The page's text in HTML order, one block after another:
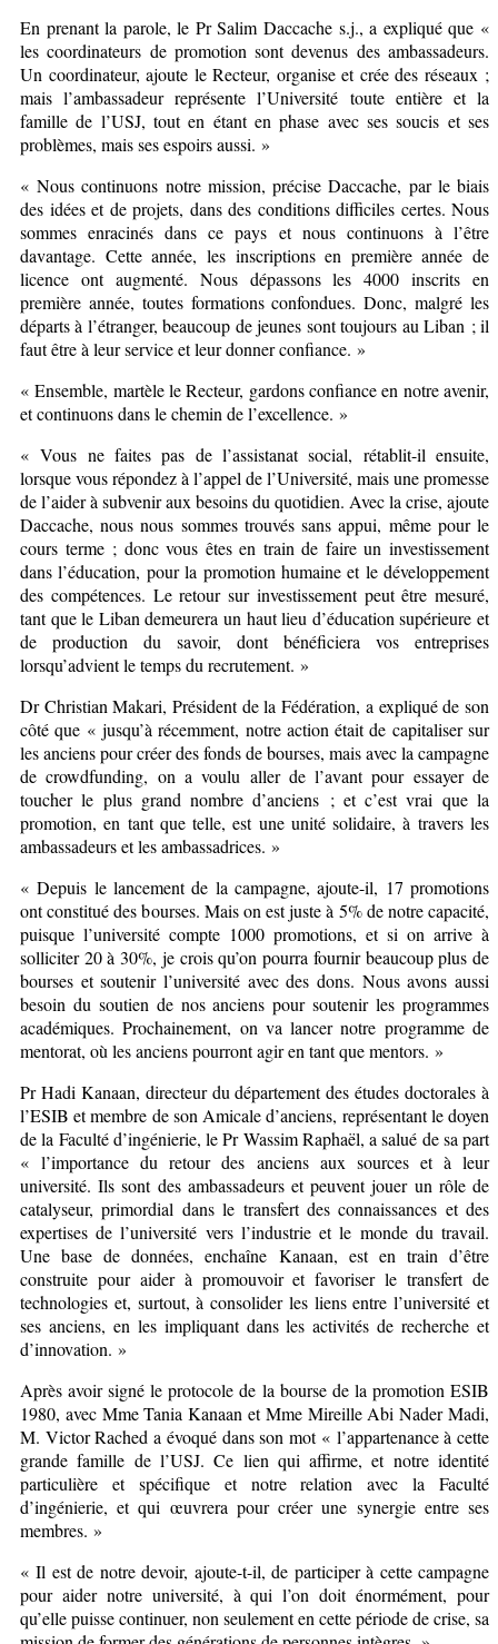
En prenant la parole, le Pr Salim Daccache s.j., a expliqué que «
les coordinateurs de promotion sont devenus des ambassadeurs.
Un coordinateur, ajoute le Recteur, organise et crée des réseaux ;
mais l’ambassadeur représente l’Université toute entière et la
famille de l’USJ, tout en étant en phase avec ses soucis et ses
problèmes, mais ses espoirs aussi. »
« Nous continuons notre mission, précise Daccache, par le biais
des idées et de projets, dans des conditions difficiles certes. Nous
sommes enracinés dans ce pays et nous continuons à l’être
davantage. Cette année, les inscriptions en première année de
licence ont augmenté. Nous dépassons les 4000 inscrits en
première année, toutes formations confondues. Donc, malgré les
départs à l’étranger, beaucoup de jeunes sont toujours au Liban ; il
faut être à leur service et leur donner confiance. »
« Ensemble, martèle le Recteur, gardons confiance en notre avenir,
et continuons dans le chemin de l’excellence. »
« Vous ne faites pas de l’assistanat social, rétablit-il ensuite,
lorsque vous répondez à l’appel de l’Université, mais une promesse
de l’aider à subvenir aux besoins du quotidien. Avec la crise, ajoute
Daccache, nous nous sommes trouvés sans appui, même pour le
cours terme ; donc vous êtes en train de faire un investissement
dans l’éducation, pour la promotion humaine et le développement
des compétences. Le retour sur investissement peut être mesuré,
tant que le Liban demeurera un haut lieu d’éducation supérieure et
de production du savoir, dont bénéficiera vos entreprises
lorsqu’advient le temps du recrutement. »
Dr Christian Makari, Président de la Fédération, a expliqué de son
côté que « jusqu’à récemment, notre action était de capitaliser sur
les anciens pour créer des fonds de bourses, mais avec la campagne
de crowdfunding, on a voulu aller de l’avant pour essayer de
toucher le plus grand nombre d’anciens ; et c’est vrai que la
promotion, en tant que telle, est une unité solidaire, à travers les
ambassadeurs et les ambassadrices. »
« Depuis le lancement de la campagne, ajoute-il, 17 promotions
ont constitué des bourses. Mais on est juste à 5% de notre capacité,
puisque l’université compte 1000 promotions, et si on arrive à
solliciter 20 à 30%, je crois qu’on pourra fournir beaucoup plus de
bourses et soutenir l’université avec des dons. Nous avons aussi
besoin du soutien de nos anciens pour soutenir les programmes
académiques. Prochainement, on va lancer notre programme de
mentorat, où les anciens pourront agir en tant que mentors. »
Pr Hadi Kanaan, directeur du département des études doctorales à
l’ESIB et membre de son Amicale d’anciens, représentant le doyen
de la Faculté d’ingénierie, le Pr Wassim Raphaël, a salué de sa part
« l’importance du retour des anciens aux sources et à leur
université. Ils sont des ambassadeurs et peuvent jouer un rôle de
catalyseur, primordial dans le transfert des connaissances et des
expertises de l’université vers l’industrie et le monde du travail.
Une base de données, enchaîne Kanaan, est en train d’être
construite pour aider à promouvoir et favoriser le transfert de
technologies et, surtout, à consolider les liens entre l’université et
ses anciens, en les impliquant dans les activités de recherche et
d’innovation. »
Après avoir signé le protocole de la bourse de la promotion ESIB
1980, avec Mme Tania Kanaan et Mme Mireille Abi Nader Madi,
M. Victor Rached a évoqué dans son mot « l’appartenance à cette
grande famille de l’USJ. Ce lien qui affirme, et notre identité
particulière et spécifique et notre relation avec la Faculté
d’ingénierie, et qui œuvrera pour créer une synergie entre ses
membres. »
« Il est de notre devoir, ajoute-t-il, de participer à cette campagne
pour aider notre université, à qui l’on doit énormément, pour
qu’elle puisse continuer, non seulement en cette période de crise, sa